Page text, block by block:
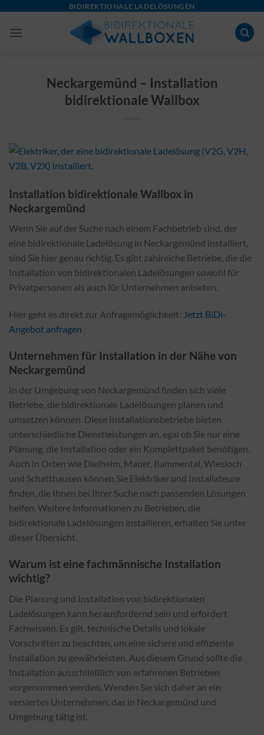
content
BIDIREKTIONALE LADELÖSUNGEN
Neckargemünd – Installation
bidirektionale Wallbox
Installation bidirektionale Wallbox in
Neckargemünd
Wenn Sie auf der Suche nach einem Fachbetrieb sind, der
eine bidirektionale Ladelösung in Neckargemünd installiert,
sind Sie hier genau richtig. Es gibt zahlreiche Betriebe, die die
Installation von bidirektionalen Ladelösungen sowohl für
Privatpersonen als auch für Unternehmen anbieten.
Hier geht es direkt zur Anfragemöglichkeit: Jetzt BiDi-
Angebot anfragen
Unternehmen für Installation in der Nähe von
Neckargemünd
In der Umgebung von Neckargemünd finden sich viele
Betriebe, die bidirektionale Ladelösungen planen und
umsetzen können. Diese Installationsbetriebe bieten
unterschiedliche Dienstleistungen an, egal ob Sie nur eine
Planung, die Installation oder ein Komplettpaket benötigen.
Auch in Orten wie Dielheim, Mauer, Bammental, Wiesloch
und Schatthausen können Sie Elektriker und Installateure
finden, die Ihnen bei Ihrer Suche nach passenden Lösungen
helfen. Weitere Informationen zu Betrieben, die
bidirektionale Ladelösungen installieren, erhalten Sie unter
dieser Übersicht.
Warum ist eine fachmännische Installation
wichtig?
Die Planung und Installation von bidirektionalen
Ladelösungen kann herausfordernd sein und erfordert
Fachwissen. Es gilt, technische Details und lokale
Vorschriften zu beachten, um eine sichere und effiziente
Installation zu gewährleisten. Aus diesem Grund sollte die
Installation ausschließlich von erfahrenen Betrieben
vorgenommen werden. Wenden Sie sich daher an ein
versiertes Unternehmen, das in Neckargemünd und
Umgebung tätig ist.